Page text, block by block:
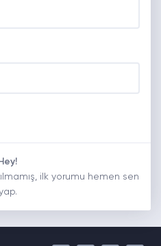
Hey!
ilk yorumu hemen sen